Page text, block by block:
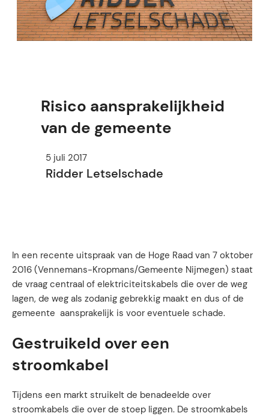
Risico aansprakelijkheid
van de gemeente
5 juli 2017
Ridder Letselschade
In een recente uitspraak van de Hoge Raad van 7 oktober
2016 (Vennemans-Kropmans/Gemeente Nijmegen) staat
de vraag centraal of elektriciteitskabels die over de weg
lagen, de weg als zodanig gebrekkig maakt en dus of de
gemeente aansprakelijk is voor eventuele schade.
Gestruikeld over een
stroomkabel
Tijdens een markt struikelt de benadeelde over
stroomkabels die over de stoep liggen. De stroomkabels